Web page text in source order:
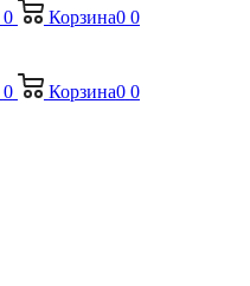
0 Корзина0 0
0 Корзина0 0